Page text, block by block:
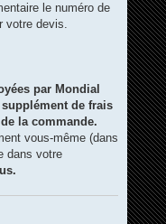
le numéro de
votre devis.
par Mondial
de frais
la commande.
vous-même (dans
dans votre